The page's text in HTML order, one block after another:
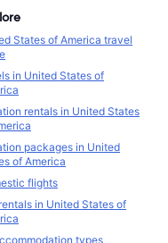
States of America travel
in United States of
rentals in United States
packages in United
of America
flights
in United States of
types